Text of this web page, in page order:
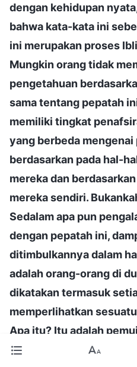
dengan kehidupan
bahwa kata-kata ini
ini merupakan proses
Mungkin orang tidak
pengetahuan
sama tentang pepatah
memiliki tingkat
yang berbeda mengenai
berdasarkan pada hal-
mereka dan
mereka sendiri.
Sedalam apa pun
dengan pepatah ini,
ditimbulkannya dalam
adalah orang-orang di
dikatakan termasuk
memperlihatkan
Apa itu? Itu adalah
Mudahkah membuang